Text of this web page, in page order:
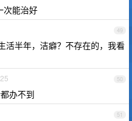
次能治好
49
活半年，洁癖？不存在的，我看
50
办不到
51